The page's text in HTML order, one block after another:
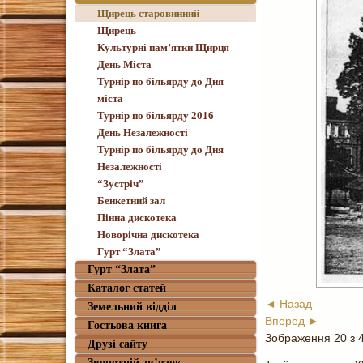
Щирець старовинний
Щирець
Культурні пам’ятки Щирця
День Міста
Турнір по більярду до Дня
міста
Турнір по більярду 2016
День Незалежності
Турнір по більярду до Дня
Незалежності
“Зустріч”
Бенкетний зал
Пінна дискотека
Новорічна дискотека
Гурт “Злата”
Гурт “Злата”
Каталог статей
Земельний відділ
Гостьова книга
Друзі сайту
◄ Назад
Вперед ►
Зображення 20 з